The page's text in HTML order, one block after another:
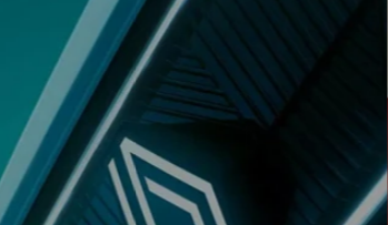
serviços pós-venda
a Santogal tem profissionais